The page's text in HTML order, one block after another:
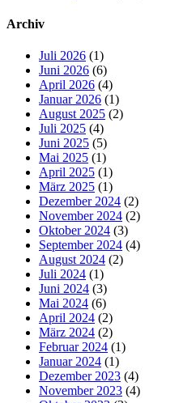
Archiv
Juli 2026 (1)
Juni 2026 (6)
April 2026 (4)
Januar 2026 (1)
August 2025 (2)
Juli 2025 (4)
Juni 2025 (5)
Mai 2025 (1)
April 2025 (1)
März 2025 (1)
Dezember 2024 (2)
November 2024 (2)
Oktober 2024 (3)
September 2024 (4)
August 2024 (2)
Juli 2024 (1)
Juni 2024 (3)
Mai 2024 (6)
April 2024 (2)
März 2024 (2)
Februar 2024 (1)
Januar 2024 (1)
Dezember 2023 (4)
November 2023 (4)